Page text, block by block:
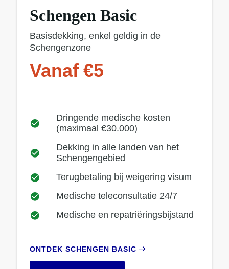
Schengen Basic
Basisdekking, enkel geldig in de
Schengenzone
Vanaf €5
Dringende medische kosten
(maximaal €30.000)
Dekking in alle landen van het
Schengengebied
Terugbetaling bij weigering visum
Medische teleconsultatie 24/7
Medische en repatriëringsbijstand
ONTDEK SCHENGEN BASIC